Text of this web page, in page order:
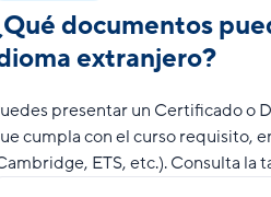
documentos
extranjero?
presentar un Certificado o
cumpla con el curso requisito,
ETS, etc.). Consulta